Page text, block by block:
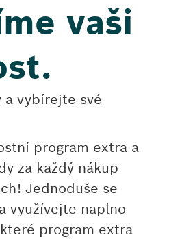
vaši
vybírejte své
program extra a
za každý nákup
Jednoduše se
využívejte naplno
program extra